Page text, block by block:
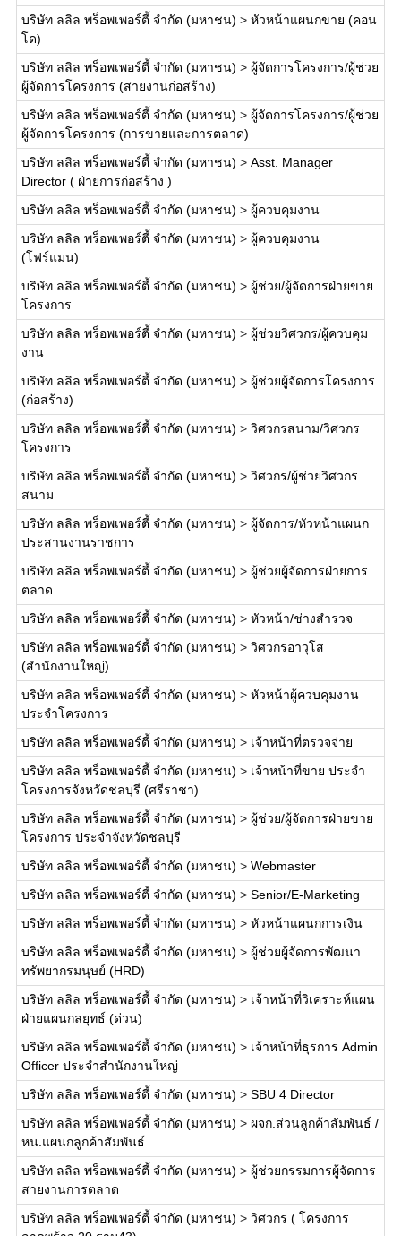
บริษัท ลลิล พร็อพเพอร์ตี้ จำกัด (มหาชน) > หัวหน้าแผนกขาย (คอน
โด)
บริษัท ลลิล พร็อพเพอร์ตี้ จำกัด (มหาชน) > ผู้จัดการโครงการ/ผู้ช่วย
ผู้จัดการโครงการ (สายงานก่อสร้าง)
บริษัท ลลิล พร็อพเพอร์ตี้ จำกัด (มหาชน) > ผู้จัดการโครงการ/ผู้ช่วย
ผู้จัดการโครงการ (การขายและการตลาด)
บริษัท ลลิล พร็อพเพอร์ตี้ จำกัด (มหาชน) > Asst. Manager
Director ( ฝ่ายการก่อสร้าง )
บริษัท ลลิล พร็อพเพอร์ตี้ จำกัด (มหาชน) > ผู้ควบคุมงาน
บริษัท ลลิล พร็อพเพอร์ตี้ จำกัด (มหาชน) > ผู้ควบคุมงาน
(โฟร์แมน)
บริษัท ลลิล พร็อพเพอร์ตี้ จำกัด (มหาชน) > ผู้ช่วย/ผู้จัดการฝ่ายขาย
โครงการ
บริษัท ลลิล พร็อพเพอร์ตี้ จำกัด (มหาชน) > ผู้ช่วยวิศวกร/ผู้ควบคุม
งาน
บริษัท ลลิล พร็อพเพอร์ตี้ จำกัด (มหาชน) > ผู้ช่วยผู้จัดการโครงการ
(ก่อสร้าง)
บริษัท ลลิล พร็อพเพอร์ตี้ จำกัด (มหาชน) > วิศวกรสนาม/วิศวกร
โครงการ
บริษัท ลลิล พร็อพเพอร์ตี้ จำกัด (มหาชน) > วิศวกร/ผู้ช่วยวิศวกร
สนาม
บริษัท ลลิล พร็อพเพอร์ตี้ จำกัด (มหาชน) > ผู้จัดการ/หัวหน้าแผนก
ประสานงานราชการ
บริษัท ลลิล พร็อพเพอร์ตี้ จำกัด (มหาชน) > ผู้ช่วยผู้จัดการฝ่ายการ
ตลาด
บริษัท ลลิล พร็อพเพอร์ตี้ จำกัด (มหาชน) > หัวหน้า/ช่างสำรวจ
บริษัท ลลิล พร็อพเพอร์ตี้ จำกัด (มหาชน) > วิศวกรอาวุโส
(สำนักงานใหญ่)
บริษัท ลลิล พร็อพเพอร์ตี้ จำกัด (มหาชน) > หัวหน้าผู้ควบคุมงาน
ประจำโครงการ
บริษัท ลลิล พร็อพเพอร์ตี้ จำกัด (มหาชน) > เจ้าหน้าที่ตรวจจ่าย
บริษัท ลลิล พร็อพเพอร์ตี้ จำกัด (มหาชน) > เจ้าหน้าที่ขาย ประจำ
โครงการจังหวัดชลบุรี (ศรีราชา)
บริษัท ลลิล พร็อพเพอร์ตี้ จำกัด (มหาชน) > ผู้ช่วย/ผู้จัดการฝ่ายขาย
โครงการ ประจำจังหวัดชลบุรี
บริษัท ลลิล พร็อพเพอร์ตี้ จำกัด (มหาชน) > Webmaster
บริษัท ลลิล พร็อพเพอร์ตี้ จำกัด (มหาชน) > Senior/E-Marketing
บริษัท ลลิล พร็อพเพอร์ตี้ จำกัด (มหาชน) > หัวหน้าแผนกการเงิน
บริษัท ลลิล พร็อพเพอร์ตี้ จำกัด (มหาชน) > ผู้ช่วยผู้จัดการพัฒนา
ทรัพยากรมนุษย์ (HRD)
บริษัท ลลิล พร็อพเพอร์ตี้ จำกัด (มหาชน) > เจ้าหน้าที่วิเคราะห์แผน
ฝ่ายแผนกลยุทธ์ (ด่วน)
บริษัท ลลิล พร็อพเพอร์ตี้ จำกัด (มหาชน) > เจ้าหน้าที่ธุรการ Admin
Officer ประจำสำนักงานใหญ่
บริษัท ลลิล พร็อพเพอร์ตี้ จำกัด (มหาชน) > SBU 4 Director
บริษัท ลลิล พร็อพเพอร์ตี้ จำกัด (มหาชน) > ผจก.ส่วนลูกค้าสัมพันธ์ /
หน.แผนกลูกค้าสัมพันธ์
บริษัท ลลิล พร็อพเพอร์ตี้ จำกัด (มหาชน) > ผู้ช่วยกรรมการผู้จัดการ
สายงานการตลาด
บริษัท ลลิล พร็อพเพอร์ตี้ จำกัด (มหาชน) > วิศวกร ( โครงการ